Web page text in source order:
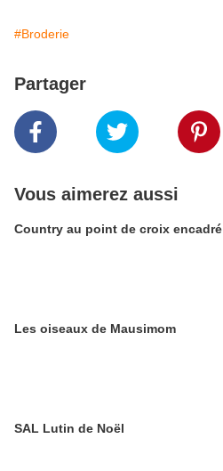
#Broderie
Partager
Vous aimerez aussi
Country au point de croix encadré
Les oiseaux de Mausimom
SAL Lutin de Noël